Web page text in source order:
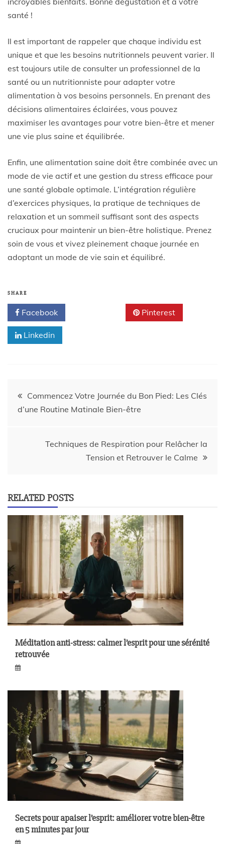
santé !
Il est important de rappeler que chaque individu est
unique et que les besoins nutritionnels peuvent varier. Il
est toujours utile de consulter un professionnel de la
santé ou un nutritionniste pour adapter votre
alimentation à vos besoins personnels. En prenant des
décisions alimentaires éclairées, vous pouvez
maximiser les avantages pour votre bien-être et mener
une vie plus saine et équilibrée.
Enfin, une alimentation saine doit être combinée avec un
mode de vie actif et une gestion du stress efficace pour
une santé globale optimale. L’intégration régulière
d’exercices physiques, la pratique de techniques de
relaxation et un sommeil suffisant sont des aspects
cruciaux pour maintenir un bien-être holistique. Prenez
soin de vous et vivez pleinement chaque journée en
adoptant un mode de vie sain et équilibré.
SHARE
Facebook Pinterest
Linkedin
Commencez Votre Journée du Bon Pied: Les Clés
d’une Routine Matinale Bien-être
Techniques de Respiration pour Relâcher la
Tension et Retrouver le Calme
RELATED POSTS
Méditation anti-stress: calmer l’esprit pour une sérénité
retrouvée
Secrets pour apaiser l’esprit: améliorer votre bien-être
en 5 minutes par jour